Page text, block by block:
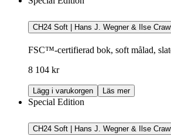
CH24 Soft | Hans J. Wegner & Ilse
FSC™-certifierad bok, soft målad,
8 104 kr
Lägg i varukorgen Läs mer
Special Edition
CH24 Soft | Hans J. Wegner & Ilse